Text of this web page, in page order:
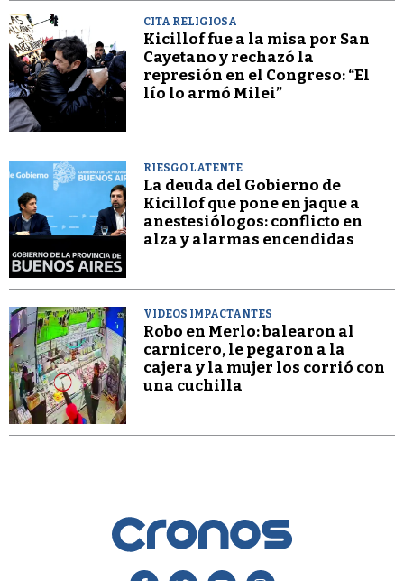
CITA RELIGIOSA
Kicillof fue a la misa por San
Cayetano y rechazó la
represión en el Congreso: “El
lío lo armó Milei”
RIESGO LATENTE
La deuda del Gobierno de
Kicillof que pone en jaque a
anestesiólogos: conflicto en
alza y alarmas encendidas
VIDEOS IMPACTANTES
Robo en Merlo: balearon al
carnicero, le pegaron a la
cajera y la mujer los corrió con
una cuchilla